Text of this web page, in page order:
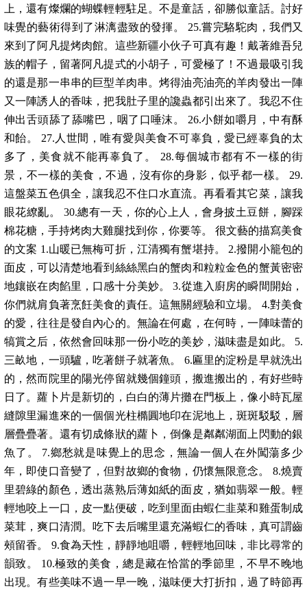
上，還有燦爛的蝴蝶輕輕駐足。不是童話，卻勝似童話。討好
味覺的藝術得到了淋漓盡致的發揮。 25.嘗完駱駝肉，我們又
來到了阿凡提烤肉館。這些新疆小伙子可真有趣！戴著維吾兒
族的帽子，留著阿凡提式的小胡子，可愛極了！不過最吸引我
的還是那一串串的巨型羊肉串。烤得油亮油亮的羊肉發出一陣
又一陣誘人的香味，把我肚子里的讒蟲都引出來了。我忍不住
伸出舌頭舔了舔嘴巴，咽了口唾沫。 26.小餅如嚼月，中有酥
和飴。 27.人世間，唯有愛與美食不可辜負，愛已經辜負的太
多了，美食就不能再辜負了。 28.每個城市都有不一樣的街
景，不一樣的美食，不過，沒有你的身影，似乎都一樣。 29.
這盤菜五色俱全，讓我忍不住口水直流。再看看其它菜，讓我
眼花繚亂。 30.總有一天，你的心上人，會身披土豆餅，腳踩
棉花糖，手持烤肉大雞腿找到你，你要等。 很文藝的描寫美食
的文案 1.山暖已無梅可折，江清獨有蟹堪持。 2.撥開小籠包的
面皮，可以清楚地看到絲絲黑白的蟹肉和粒粒金色的蟹黃密密
地鑲嵌在肉餡里，口感十分美妙。 3.從進入廚房的瞬間開始，
你們就肩負著烹飪美食的責任。這無關經驗和立場。 4.對美食
的愛，往往是發自內心的。無論在何處，在何時，一陣味蕾的
犒賞之后，依然會回味那一份小吃的美妙，滋味盡是如此。 5.
三畝地，一頭驢，吃著餅子就著魚。 6.匾里的淀粉是早就洗出
的，然而院里的陽光停留就幾個鐘頭，搬進搬出的，有好些時
日了。蘿卜片是新切的，白白的薄片攤在門板上，像小時瓦屋
縫隙里漏進來的一個個光柱橢圓地印在泥地上，斑斑駁駁，層
層疊疊著。還有切成條狀的蘿卜，倒像是粼粼湖面上閃動的銀
魚了。 7.鄉愁就是味覺上的思念，無論一個人在外闖蕩多少
年，即使口音變了，但對故鄉的食物，仍懷無限意念。 8.燒賣
里碧綠的顏色，透出蒸熟后薄如紙的面皮，猶如翡翠一般。輕
輕地咬上一口，皮一點便破，吃到里面由蝦仁韭菜和雞蛋制成
菜茸，爽口清潤。吃下去后嘴里還充滿蝦仁的香味，真可謂齒
頰留香。 9.食為天性，靜靜地咀嚼，輕輕地回味，非比尋常的
韻致。 10.極致的美食，總是藏在恰當的季節里，不早不晚地
出現。有些美味不過一早一晚，滋味便大打折扣，過了時節再